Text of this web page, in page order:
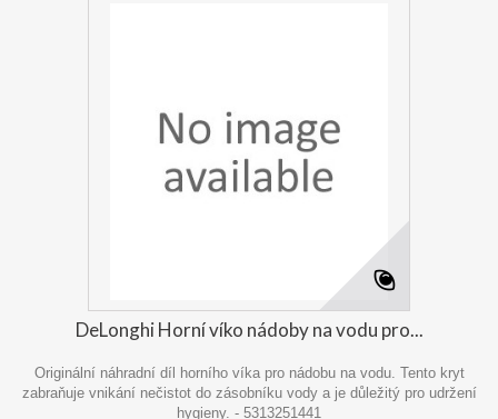
DeLonghi Horní víko nádoby na vodu pro...
Originální náhradní díl horního víka pro nádobu na vodu. Tento kryt
zabraňuje vnikání nečistot do zásobníku vody a je důležitý pro udržení
hygieny. - 5313251441